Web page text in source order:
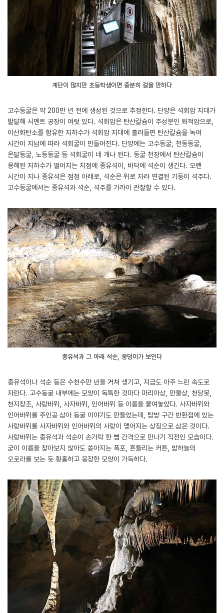
계단이 많지만 초등학생이면 충분히 걸을 만하다
고수동굴은 약 200만 년 전에 생성된 것으로 추정한다. 단양은 석회암 지대가
발달해 시멘트 공장이 여럿 있다. 석회암은 탄산칼슘이 주성분인 퇴적암으로,
이산화탄소를 함유한 지하수가 석회암 지대에 흘러들면 탄산칼슘을 녹여
시간이 지남에 따라 석회굴이 만들어진다. 단양에는 고수동굴, 천동동굴,
온달동굴, 노동동굴 등 석회굴이 네 개나 된다. 동굴 천장에서 탄산칼슘이
용해된 지하수가 떨어지는 지점에 종유석이, 바닥에 석순이 생긴다. 오랜
시간이 지나 종유석은 점점 아래로, 석순은 위로 자라 연결된 기둥이 석주다.
고수동굴에서는 종유석과 석순, 석주를 가까이 관찰할 수 있다.
종유석과 그 아래 석순, 웅덩이가 보인다
종유석이나 석순 등은 수천수만 년을 거쳐 생기고, 지금도 아주 느린 속도로
자란다. 고수동굴 내부에는 모양이 독특한 것마다 마리아상, 만물상, 천당못,
천지창조, 사랑바위, 사자바위, 인어바위 등 이름을 붙여놓았다. 사자바위와
인어바위를 주인공 삼아 동굴 이야기도 만들었는데, 탐방 구간 반환점에 있는
사랑바위를 사자바위와 인어바위의 사랑이 맺어지는 상징으로 삼은 것이다.
사랑바위는 종유석과 석순이 손가락 한 뼘 간격으로 만나기 직전인 모습이다.
굳이 이름을 찾아보지 않아도 쏟아지는 폭포, 흔들리는 커튼, 밤하늘의
오로라를 보는 듯 황홀하고 웅장한 모양이 가득하다.